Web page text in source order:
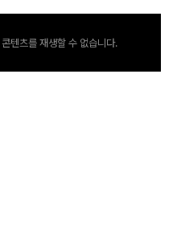
텐츠를 재생할 수 없습니다.